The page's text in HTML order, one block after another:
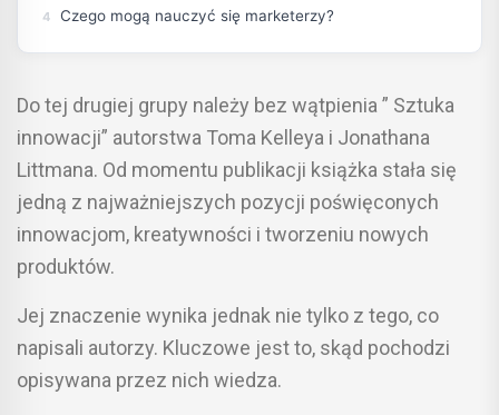
Czego mogą nauczyć się marketerzy?
Do tej drugiej grupy należy bez wątpienia ” Sztuka
innowacji” autorstwa Toma Kelleya i Jonathana
Littmana. Od momentu publikacji książka stała się
jedną z najważniejszych pozycji poświęconych
innowacjom, kreatywności i tworzeniu nowych
produktów.
Jej znaczenie wynika jednak nie tylko z tego, co
napisali autorzy. Kluczowe jest to, skąd pochodzi
opisywana przez nich wiedza.